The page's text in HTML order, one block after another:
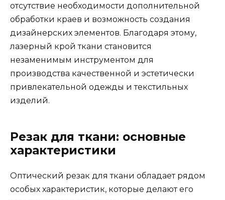
отсутствие необходимости дополнительной
обработки краев и возможность создания
дизайнерских элементов. Благодаря этому,
лазерный крой ткани становится
незаменимым инструментом для
производства качественной и эстетически
привлекательной одежды и текстильных
изделий.
Резак для ткани: основные
характеристики
Оптический резак для ткани обладает рядом
особых характеристик, которые делают его